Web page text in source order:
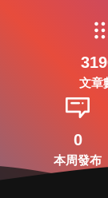
文章
0
本周發布